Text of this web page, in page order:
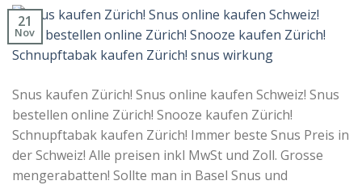
21
Nov
Snus kaufen Zürich! Snus online kaufen Schweiz! Snus
bestellen online Zürich! Snooze kaufen Zürich!
Schnupftabak kaufen Zürich! Immer beste Snus Preis in
der Schweiz! Alle preisen inkl MwSt und Zoll. Grosse
mengerabatten! Sollte man in Basel Snus und